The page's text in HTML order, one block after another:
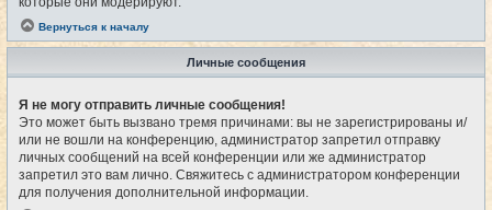
Вернуться к началу
Личные сообщения
Я не могу отправить личные сообщения!
Это может быть вызвано тремя причинами: вы не зарегистрированы и/
или не вошли на конференцию, администратор запретил отправку
личных сообщений на всей конференции или же администратор
запретил это вам лично. Свяжитесь с администратором конференции
для получения дополнительной информации.